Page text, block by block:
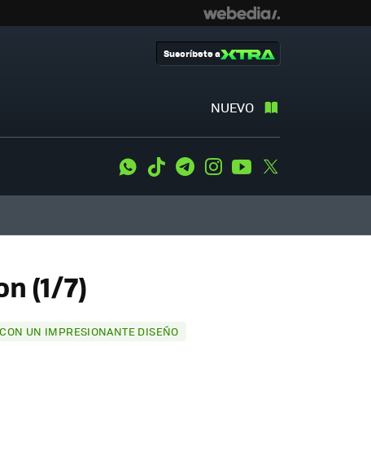
NUEVO
Suscríbete a
WhatsApp
Tiktok TelegramInstagramYoutube
(1/7)
UN IMPRESIONANTE DISEÑO